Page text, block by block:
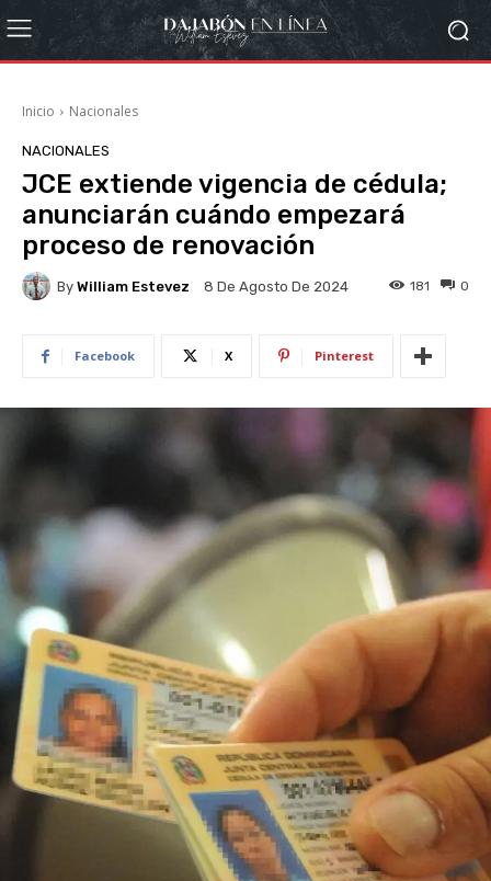
Inicio Nacionales
NACIONALES
JCE extiende vigencia de cédula;
anunciarán cuándo empezará
proceso de renovación
By William Estevez 8 De Agosto De 2024 0
181
Facebook X Pinterest